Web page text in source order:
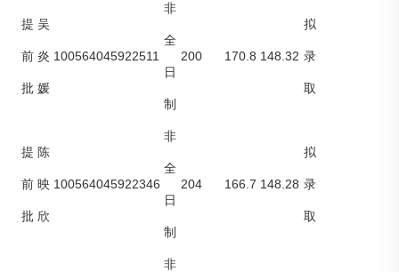
提
前
批
吴
炎
媛
100564045922511
非
全
日
制
200 170.8 148.32
拟
录
取
提
前
批
陈
映
欣
100564045922346
非
全
日
制
204 166.7 148.28
拟
录
取
非